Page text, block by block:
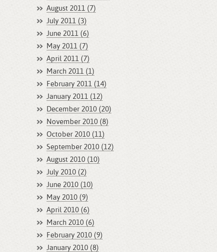
August 2011 (7)
July 2011 (3)
June 2011 (6)
May 2011 (7)
April 2011 (7)
March 2011 (1)
February 2011 (14)
January 2011 (12)
December 2010 (20)
November 2010 (8)
October 2010 (11)
September 2010 (12)
August 2010 (10)
July 2010 (2)
June 2010 (10)
May 2010 (9)
April 2010 (6)
March 2010 (6)
February 2010 (9)
January 2010 (8)